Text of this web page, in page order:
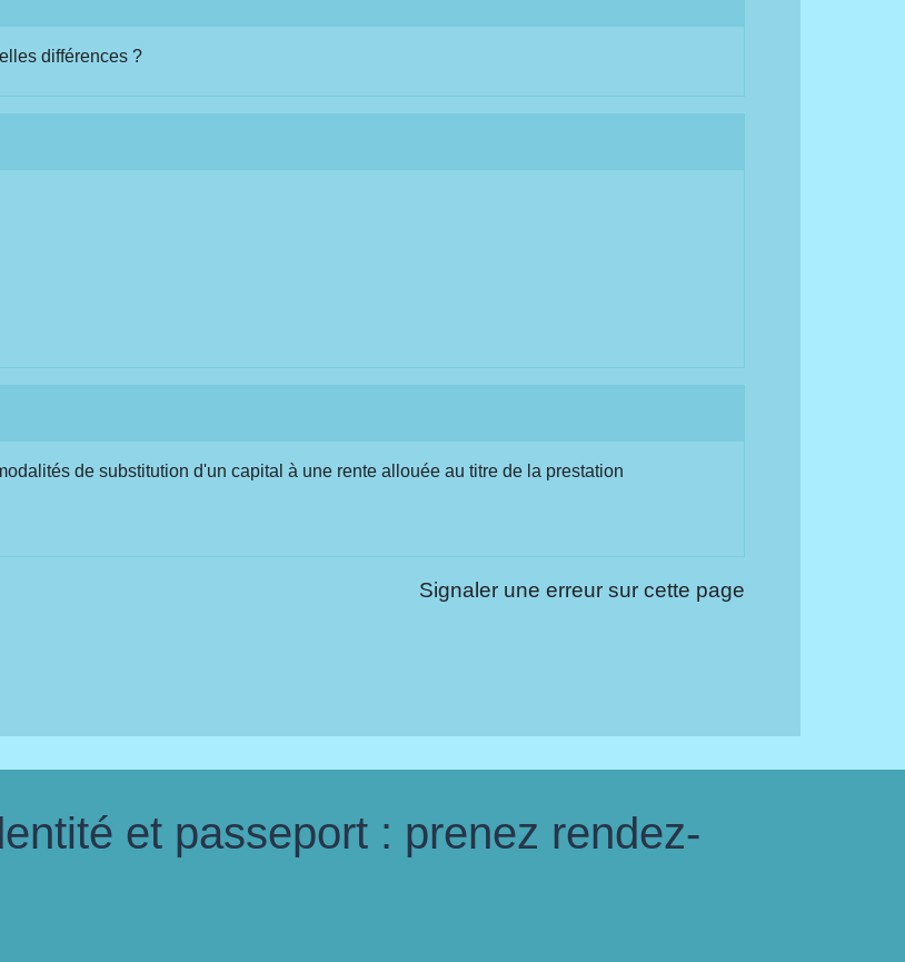
différences ?
de substitution d'un capital à une rente allouée au titre de la prestation
Signaler une erreur sur cette page
et passeport : prenez rendez-